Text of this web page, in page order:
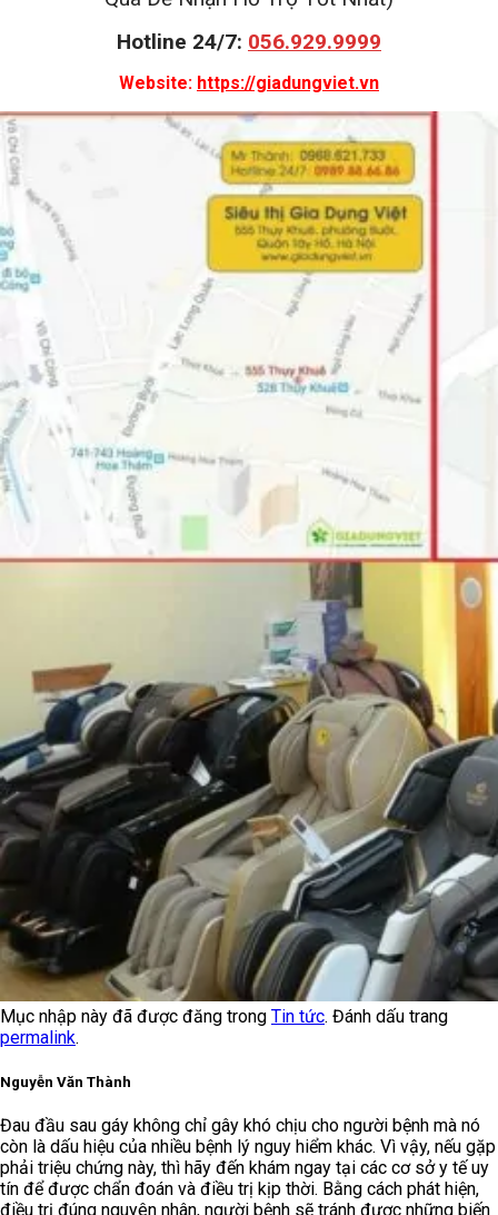
Hotline 24/7: 056.929.9999
Website: https://giadungviet.vn
Mục nhập này đã được đăng trong Tin tức. Đánh dấu trang
permalink.
Nguyễn Văn Thành
Đau đầu sau gáy không chỉ gây khó chịu cho người bệnh mà nó
còn là dấu hiệu của nhiều bệnh lý nguy hiểm khác. Vì vậy, nếu gặp
phải triệu chứng này, thì hãy đến khám ngay tại các cơ sở y tế uy
tín để được chẩn đoán và điều trị kịp thời. Bằng cách phát hiện,
điều trị đúng nguyên nhân, người bệnh sẽ tránh được những biến